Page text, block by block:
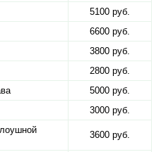
5100 руб.
6600 руб.
3800 руб.
2800 руб.
5000 руб.
3000 руб.
3600 руб.